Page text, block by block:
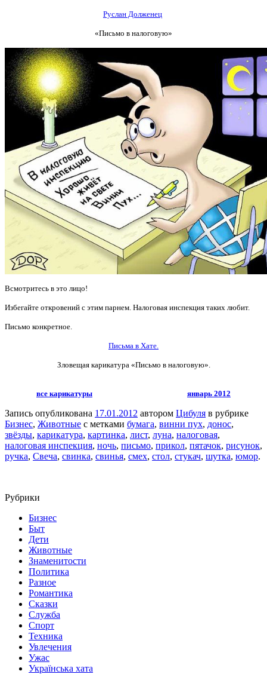
Руслан Долженец
«Письмо в налоговую»
Всмотритесь в это лицо!
Избегайте откровений с этим парнем. Налоговая инспекция таких любит.
Письмо конкретное.
Письма в Хате.
Зловещая карикатура «Письмо в налоговую».
все карикатуры январь 2012
Запись опубликована 17.01.2012 автором Цибуля в рубрике
Бизнес, Животные с метками бумага, винни пух, донос,
звёзды, карикатура, картинка, лист, луна, налоговая,
налоговая инспекция, ночь, письмо, прикол, пятачок, рисунок,
ручка, Свеча, свинка, свинья, смех, стол, стукач, шутка, юмор.
Рубрики
Бизнес
Быт
Дети
Животные
Знаменитости
Политика
Разное
Романтика
Сказки
Служба
Спорт
Техника
Увлечения
Ужас
Українська хата